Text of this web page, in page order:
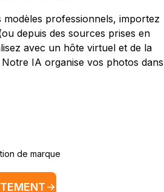
professionnels, importez
depuis des sources prises en
avec un hôte virtuel et de la
IA organise vos photos dans
de marque